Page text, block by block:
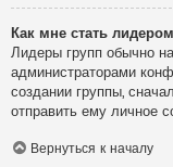
Как мне стать
Лидеры групп обычно
администраторами
создании группы,
отправить ему личное
Вернуться к началу